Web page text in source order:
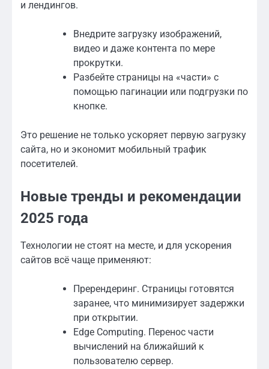
и лендингов.
Внедрите загрузку изображений,
видео и даже контента по мере
прокрутки.
Разбейте страницы на «части» с
помощью пагинации или подгрузки по
кнопке.
Это решение не только ускоряет первую загрузку
сайта, но и экономит мобильный трафик
посетителей.
Новые тренды и рекомендации
2025 года
Технологии не стоят на месте, и для ускорения
сайтов всё чаще применяют:
Пререндеринг. Страницы готовятся
заранее, что минимизирует задержки
при открытии.
Edge Computing. Перенос части
вычислений на ближайший к
пользователю сервер.